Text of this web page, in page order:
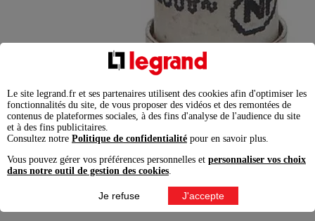
Cartouches fusibles pour porte-fusibles avec témoin -
8,5x23mm - 10A
Le site legrand.fr et ses partenaires utilisent des cookies afin d'optimiser les
fonctionnalités du site, de vous proposer des vidéos et des remontées de
contenus de plateformes sociales, à des fins d'analyse de l'audience du site
et à des fins publicitaires.
Consultez notre Politique de confidentialité pour en savoir plus.
Vous pouvez gérer vos préférences personnelles et personnaliser vos choix
dans notre outil de gestion des cookies
Je refuse J'accepte